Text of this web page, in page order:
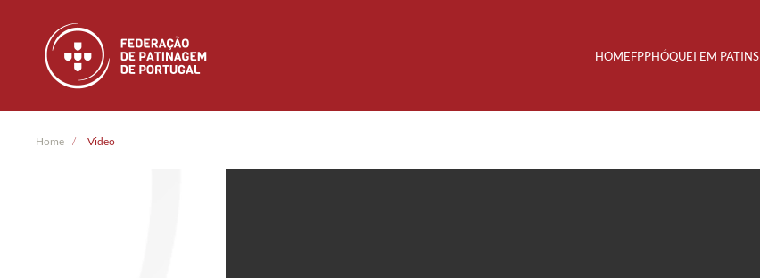
Skip to main content HOMEFPPHÓQUEI EM PATINS
Home Video